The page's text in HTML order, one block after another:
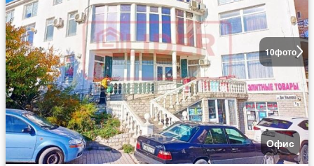
10фото
Офис